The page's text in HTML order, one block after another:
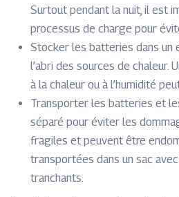
Surtout pendant la nuit, il est
processus de charge pour
Stocker les batteries dans un
l’abri des sources de chaleur.
à la chaleur ou à l’humidité
Transporter les batteries et
séparé pour éviter les
fragiles et peuvent être
transportées dans un sac
tranchants.